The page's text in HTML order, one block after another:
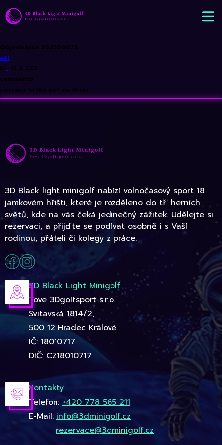
Objednávka 202500075
edit
By • 18. 2. 2025
comments
comments for this post are closed
3D Black light minigolf nabízí volnočasový sport 18
jamkovém hřišti, které je rozděleno do tří herních
světů, kde na vás čeká jedinečný zážitek. Udělejte si
rezervaci, a přijďte se podívat osobně i s Vaší
rodinou, přáteli či kolegy z práce.
3D Black Light Minigolf
Tove 3Dgolfsport s.r.o.
Svitavská 1814/2,
500 12 Hradec Králové
IČ: 18010717
DIČ: CZ18010717
Kontakty
Telefon: +420 778 565 211
E-Mail: info@3dminigolf.cz
rezervace@3dminigolf.cz